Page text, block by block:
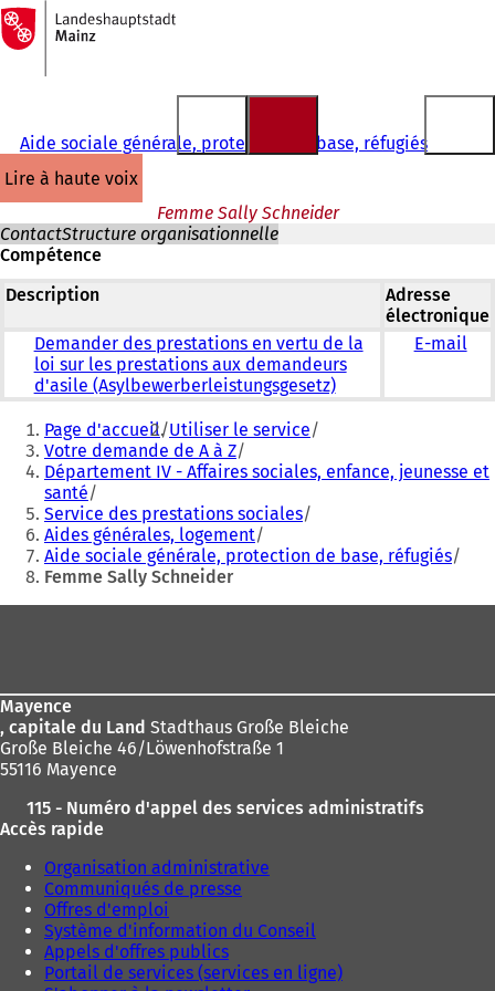
Accéder au contenu
Vers
la
page
d'accueil
Aide sociale générale, protection de base, réfugiés
lire à haute voix
Femme Sally Schneider
ContactStructure organisationnelle
Compétence
Description
Adresse
électronique
Demander des prestations en vertu de la
loi sur les prestations aux demandeurs
d'asile (Asylbewerberleistungsgesetz)
E-mail
Vous
êtes
ici
Page d'accueil Utiliser le service
Votre demande de A à Z
Département IV - Affaires sociales, enfance, jeunesse et
santé
Service des prestations sociales
Aides générales, logement
Aide sociale générale, protection de base, réfugiés
Femme Sally Schneider
Mayence
, capitale du Land Stadthaus Große Bleiche
Große Bleiche 46/Löwenhofstraße 1
55116 Mayence
115 - Numéro d'appel des services administratifs
Accès rapide
Organisation administrative
Communiqués de presse
Offres d'emploi
Système d'information du Conseil
Appels d'offres publics
Portail de services (services en ligne)